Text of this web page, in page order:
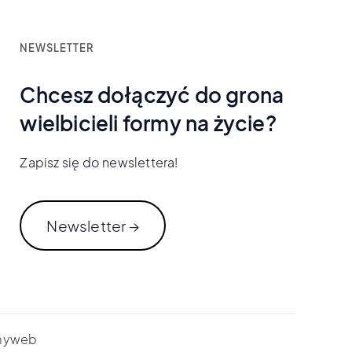
NEWSLETTER
Chcesz dołączyć do grona
wielbicieli formy na życie?
Zapisz się do newslettera!
Newsletter →